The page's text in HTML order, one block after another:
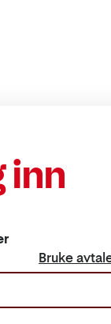
inn
Bruke